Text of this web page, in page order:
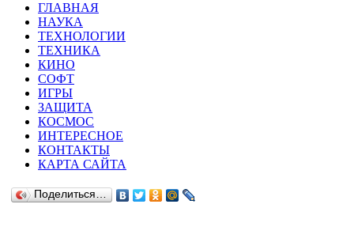
ГЛАВНАЯ
НАУКА
ТЕХНОЛОГИИ
ТЕХНИКА
КИНО
СОФТ
ИГРЫ
ЗАЩИТА
КОСМОС
ИНТЕРЕСНОЕ
КОНТАКТЫ
КАРТА САЙТА
Поделиться…